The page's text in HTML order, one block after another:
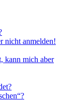
nicht anmelden!
kann mich aber